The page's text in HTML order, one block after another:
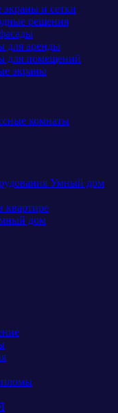
экраны и сетки
решения
для аренды
для помещений
экраны
комнаты
Умный дом
дом